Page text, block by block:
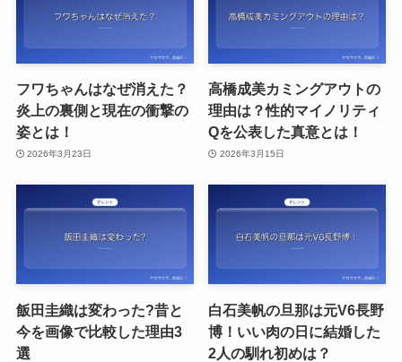
フワちゃんはなぜ消えた？
炎上の裏側と現在の衝撃の
姿とは！
2026年3月23日
高橋成美カミングアウトの
理由は？性的マイノリティ
Qを公表した真意とは！
2026年3月15日
飯田圭織は変わった?昔と
今を画像で比較した理由3
選
白石美帆の旦那は元V6長野
博！いい肉の日に結婚した
2人の馴れ初めは？